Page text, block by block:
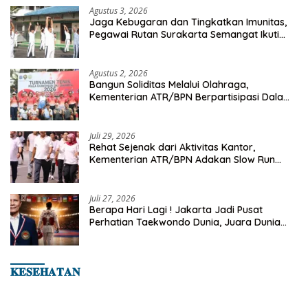
Agustus 3, 2026
Jaga Kebugaran dan Tingkatkan Imunitas,
Pegawai Rutan Surakarta Semangat Ikuti
Agustus 2, 2026
Bangun Soliditas Melalui Olahraga,
Kementerian ATR/BPN Berpartisipasi Dalam
Juli 29, 2026
Rehat Sejenak dari Aktivitas Kantor,
Kementerian ATR/BPN Adakan Slow Run
Juli 27, 2026
Berapa Hari Lagi ! Jakarta Jadi Pusat
Perhatian Taekwondo Dunia, Juara Dunia
𝐊𝐄𝐒𝐄𝐇𝐀𝐓𝐀𝐍